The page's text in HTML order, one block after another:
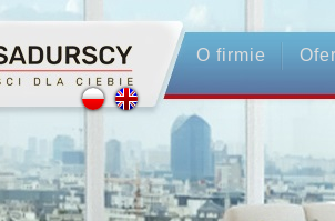
O firmie